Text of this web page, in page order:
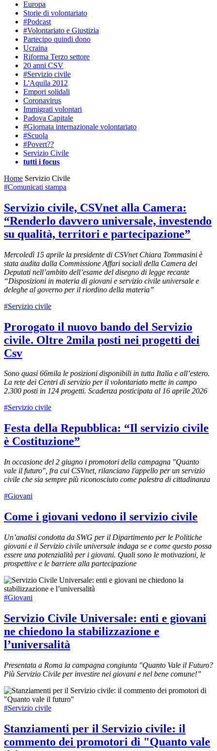
Europa
Storie di volontariato
#Podcast
#Volontariato e Giustizia
Partecipo quindi dono
Ucraina
Riforma Terzo settore
20 anni CSV
#Servizio civile
L'Aquila 2012
Empori solidali
Coronavirus
Immigrati volontari
Padova Capitale
#Giornata internazionale volontariato
#Scuola
#Povert??
Servizio Civile
tutti i focus
Home Servizio Civile
#Comunicati stampa
Servizio civile, CSVnet alla Camera:
“Renderlo davvero universale, investendo
su qualità, territori e partecipazione”
Mercoledì 15 aprile la presidente di CSVnet Chiara Tommasini è
stata audita dalla Commissione Affari sociali della Camera dei
Deputati nell’ambito dell’esame del disegno di legge recante
“Disposizioni in materia di giovani e servizio civile universale e
deleghe al governo per il riordino della materia”
#Servizio civile
Prorogato il nuovo bando del Servizio
civile. Oltre 2mila posti nei progetti dei
Csv
Sono quasi 66mila le posizioni disponibili in tutta Italia e all’estero.
La rete dei Centri di servizio per il volontariato mette in campo
2.300 posti in 124 progetti. Scadenza posticipata al 16 aprile 2026
#Servizio civile
Festa della Repubblica: “Il servizio civile
è Costituzione”
In occasione del 2 giugno i promotori della campagna "Quanto
vale il futuro", fra cui CSVnet, rilanciano l'appello per un servizio
civile che sia sempre più riconosciuto come palestra di cittadinanza
#Giovani
Come i giovani vedono il servizio civile
Un’analisi condotta da SWG per il Dipartimento per le Politiche
giovani e il Servizio civile universale indaga se e come questo possa
essere una potenzialità per i giovani. Quali sono le motivazioni, le
prospettive e le barriere alla partecipazione
#Giovani
Servizio Civile Universale: enti e giovani
ne chiedono la stabilizzazione e
l’universalità
Presentata a Roma la campagna congiunta "Quanto Vale il Futuro?
Più Servizio Civile per investire nei giovani e nel bene comune!”
#Servizio civile
Stanziamenti per il Servizio civile: il
commento dei promotori di "Quanto vale